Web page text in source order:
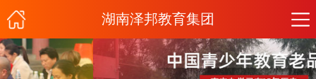
湖南泽邦教育集团